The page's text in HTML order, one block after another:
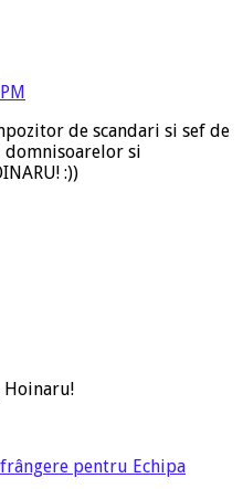
de scandari si sef de
domnisoarelor si
:))
Hoinaru!
pentru Echipa